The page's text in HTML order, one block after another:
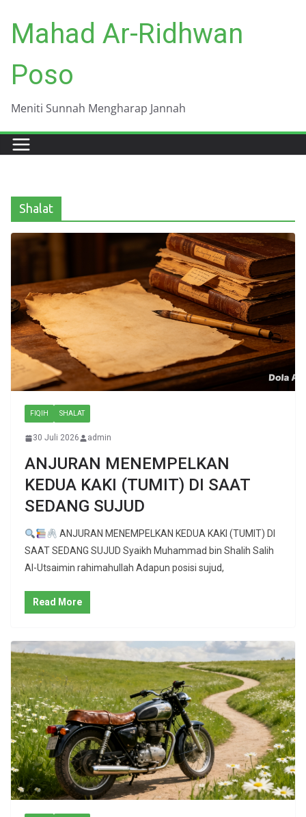
content
Mahad Ar-Ridhwan
Poso
Meniti Sunnah Mengharap Jannah
Shalat
FIQIH SHALAT
30 Juli 2026 admin
ANJURAN MENEMPELKAN
KEDUA KAKI (TUMIT) DI SAAT
SEDANG SUJUD
ANJURAN MENEMPELKAN KEDUA KAKI (TUMIT) DI
SAAT SEDANG SUJUD Syaikh Muhammad bin Shalih Salih
Al-Utsaimin rahimahullah Adapun posisi sujud,
Read More